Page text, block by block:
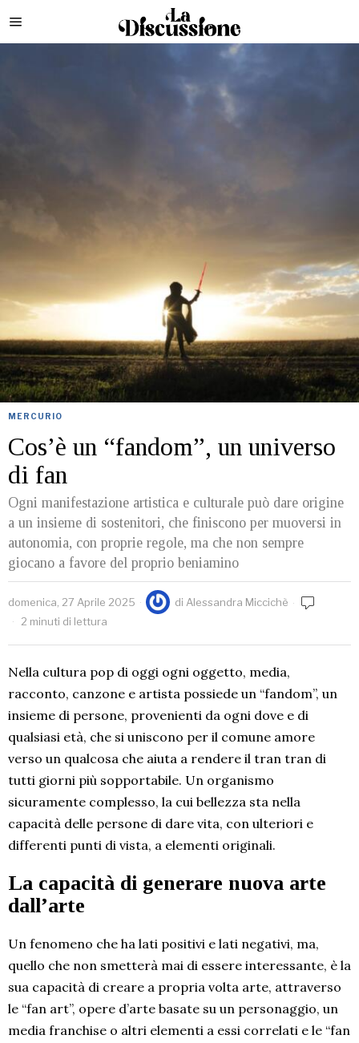
MERCURIO
Cos’è un “fandom”, un universo
di fan
Ogni manifestazione artistica e culturale può dare origine
a un insieme di sostenitori, che finiscono per muoversi in
autonomia, con proprie regole, ma che non sempre
giocano a favore del proprio beniamino
domenica, 27 Aprile 2025 di Alessandra Miccichè
2 minuti di lettura
Nella cultura pop di oggi ogni oggetto, media,
racconto, canzone e artista possiede un “fandom”, un
insieme di persone, provenienti da ogni dove e di
qualsiasi età, che si uniscono per il comune amore
verso un qualcosa che aiuta a rendere il tran tran di
tutti giorni più sopportabile. Un organismo
sicuramente complesso, la cui bellezza sta nella
capacità delle persone di dare vita, con ulteriori e
differenti punti di vista, a elementi originali.
La capacità di generare nuova arte
dall’arte
Un fenomeno che ha lati positivi e lati negativi, ma,
quello che non smetterà mai di essere interessante, è la
sua capacità di creare a propria volta arte, attraverso
le “fan art”, opere d’arte basate su un personaggio, un
media franchise o altri elementi a essi correlati e le “fan